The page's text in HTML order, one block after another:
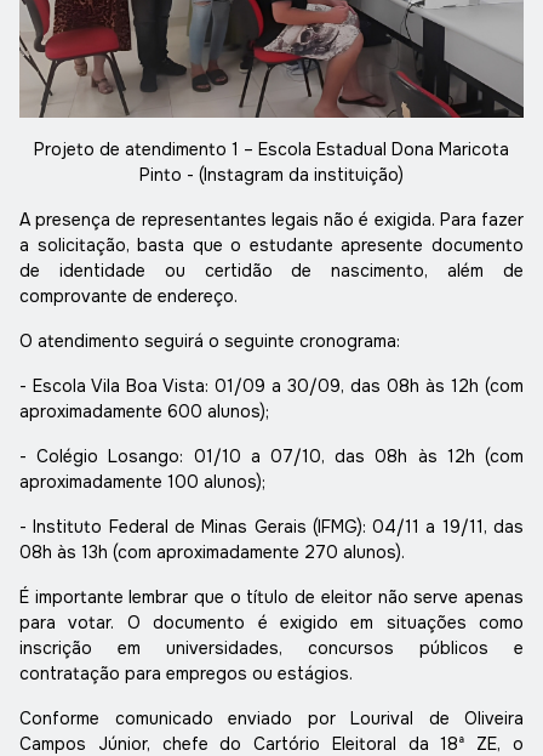
Projeto de atendimento 1 – Escola Estadual Dona Maricota
Pinto - (Instagram da instituição)
A presença de representantes legais não é exigida. Para fazer
a solicitação, basta que o estudante apresente documento
de identidade ou certidão de nascimento, além de
comprovante de endereço.
O atendimento seguirá o seguinte cronograma:
- Escola Vila Boa Vista: 01/09 a 30/09, das 08h às 12h (com
aproximadamente 600 alunos);
- Colégio Losango: 01/10 a 07/10, das 08h às 12h (com
aproximadamente 100 alunos);
- Instituto Federal de Minas Gerais (IFMG): 04/11 a 19/11, das
08h às 13h (com aproximadamente 270 alunos).
É importante lembrar que o título de eleitor não serve apenas
para votar. O documento é exigido em situações como
inscrição em universidades, concursos públicos e
contratação para empregos ou estágios.
Conforme comunicado enviado por Lourival de Oliveira
Campos Júnior, chefe do Cartório Eleitoral da 18ª ZE, o